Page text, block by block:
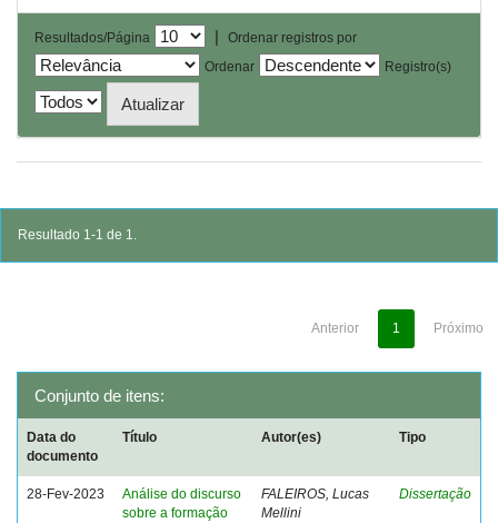
Resultados/Página |
Ordenar registros por
Ordenar
Registro(s)
Resultado 1-1 de 1.
Anterior 1 Próximo
Conjunto de itens:
Data do
documento
Título Autor(es) Tipo
28-Fev-2023
Análise do discurso
sobre a formação
FALEIROS, Lucas
Mellini
Dissertação